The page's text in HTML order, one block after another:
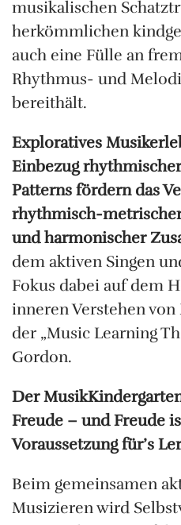
musikalischen
herkömmlichen
auch eine Fülle an
Rhythmus- und
bereithält.
Exploratives
Einbezug
Patterns fördern das
rhythmisch-
und harmonischer
dem aktiven Singen
Fokus dabei auf dem
inneren Verstehen
der „Music Learning
Gordon.
Der
Freude – und Freude
Voraussetzung für’s
Beim gemeinsamen
Musizieren wird